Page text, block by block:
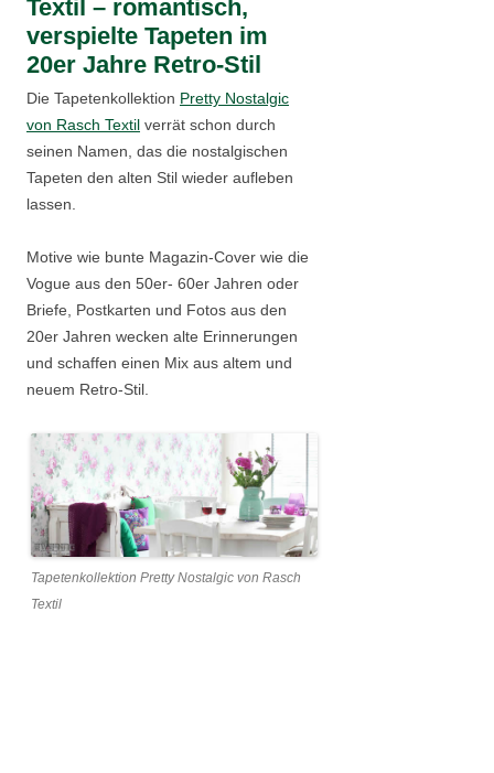
Textil – romantisch,
verspielte Tapeten im
20er Jahre Retro-Stil
Die Tapetenkollektion Pretty Nostalgic
von Rasch Textil verrät schon durch
seinen Namen, das die nostalgischen
Tapeten den alten Stil wieder aufleben
lassen.
Motive wie bunte Magazin-Cover wie die
Vogue aus den 50er- 60er Jahren oder
Briefe, Postkarten und Fotos aus den
20er Jahren wecken alte Erinnerungen
und schaffen einen Mix aus altem und
neuem Retro-Stil.
Tapetenkollektion Pretty Nostalgic von Rasch
Textil